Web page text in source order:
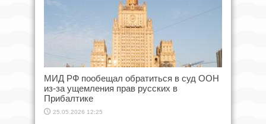
МИД РФ пообещал обратиться в суд ООН
из-за ущемления прав русских в
Прибалтике
25.05.2026 12:25